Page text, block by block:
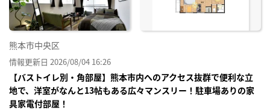
熊本市中央区
情報更新日 2026/08/04 16:26
【バストイレ別・角部屋】熊本市内へのアクセス抜群で便利な立
地で、洋室がなんと13帖もある広々マンスリー！駐車場ありの家
具家電付部屋！